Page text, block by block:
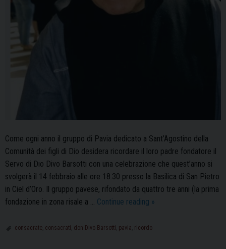
Come ogni anno il gruppo di Pavia dedicato a Sant’Agostino della
Comunità dei figli di Dio desidera ricordare il loro padre fondatore il
Servo di Dio Divo Barsotti con una celebrazione che quest’anno si
svolgerà il 14 febbraio alle ore 18.30 presso la Basilica di San Pietro
in Ciel d’Oro. Il gruppo pavese, rifondato da quattro tre anni (la prima
fondazione in zona risale a … Continue reading A
il
»
consacrate consacrati don Divo Barsotti pavia ricordo